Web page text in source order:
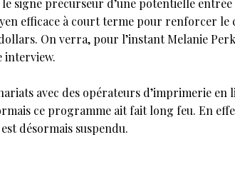
signe précurseur d’une potentielle entrée
efficace à court terme pour renforcer le
On verra, pour l’instant Melanie
interview.
avec des opérateurs d’imprimerie
ce programme ait fait long feu. En
désormais suspendu.